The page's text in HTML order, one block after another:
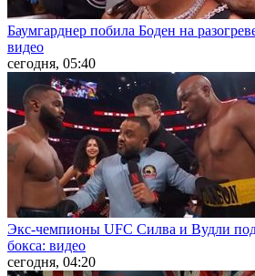
Баумгарднер побила Боден на
видео
сегодня, 05:40
Экс-чемпионы UFC Силва и Вудли
бокса: видео
сегодня, 04:20